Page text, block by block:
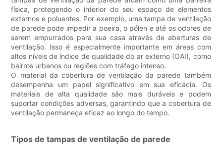
física, protegendo o interior do seu espaço de elementos
externos e poluentes. Por exemplo, uma tampa de ventilação
de parede pode impedir a poeira, o pólen e até os odores de
serem empurrados para sua casa através de aberturas de
ventilação. Isso é especialmente importante em áreas com
altos níveis de índice de qualidade do ar externo (OAI), como
bairros urbanos ou regiões com tráfego intenso.
O material da cobertura de ventilação da parede também
desempenha um papel significativo em sua eficácia. Os
materiais de alta qualidade são mais duráveis ​​e podem
suportar condições adversas, garantindo que a cobertura de
ventilação permaneça eficaz ao longo do tempo.
Tipos de tampas de ventilação de parede